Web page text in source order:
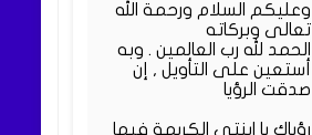
وعليكم السلام ورحمة الله
تعالى وبركاته
الحمد لله رب العالمين . وبه
أستعين على التأويل , إن
صدقت الرؤيا
رؤياك يا ابنتي الكريمة فيها